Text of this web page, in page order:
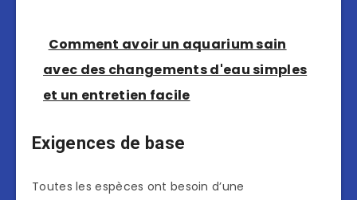
Comment avoir un aquarium sain
avec des changements d'eau simples
et un entretien facile
Exigences de base
Toutes les espèces ont besoin d’une